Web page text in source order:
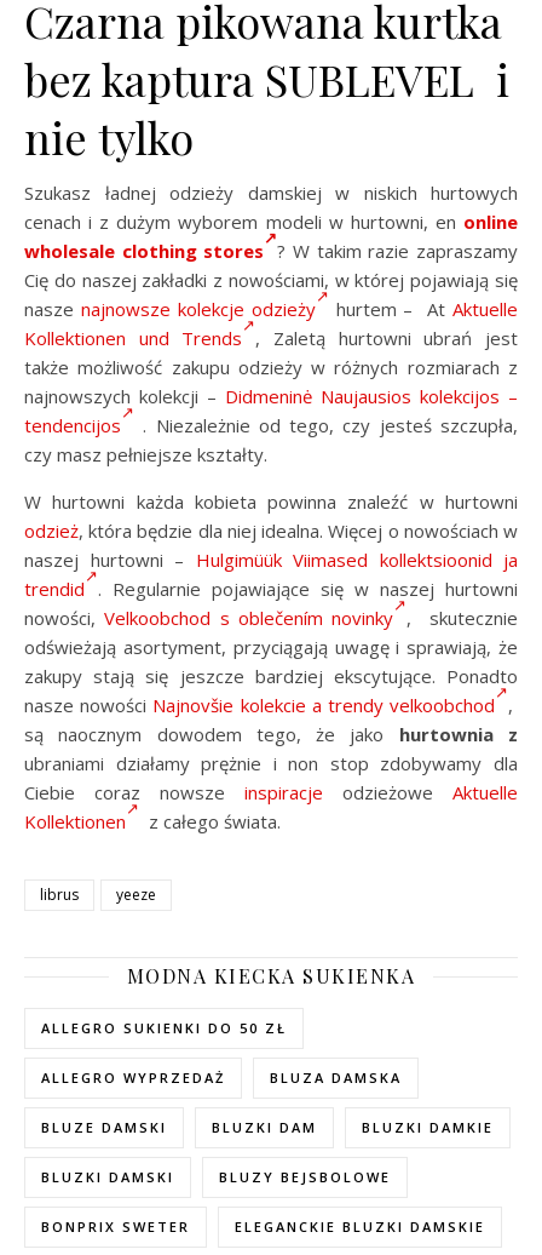
Czarna pikowana kurtka
bez kaptura SUBLEVEL i
nie tylko
Szukasz ładnej odzieży damskiej w niskich hurtowych
cenach i z dużym wyborem modeli w hurtowni, en online
wholesale clothing stores
? W takim razie zapraszamy
Cię do naszej zakładki z nowościami, w której pojawiają się
nasze najnowsze kolekcje odzieży hurtem – At Aktuelle
Kollektionen und Trends
, Zaletą hurtowni ubrań jest
także możliwość zakupu odzieży w różnych rozmiarach z
najnowszych kolekcji – Didmeninė Naujausios kolekcijos –
tendencijos
. Niezależnie od tego, czy jesteś szczupła,
czy masz pełniejsze kształty.
W hurtowni każda kobieta powinna znaleźć w hurtowni
odzież, która będzie dla niej idealna. Więcej o nowościach w
naszej hurtowni – Hulgimüük Viimased kollektsioonid ja
trendid . Regularnie pojawiające się w naszej hurtowni
nowości,Velkoobchod s oblečením novinky , skutecznie
odświeżają asortyment, przyciągają uwagę i sprawiają, że
zakupy stają się jeszcze bardziej ekscytujące. Ponadto
nasze nowości Najnovšie kolekcie a trendy velkoobchod
,
są naocznym dowodem tego, że jako hurtownia z
ubraniami działamy prężnie i non stop zdobywamy dla
Ciebie coraz nowsze inspiracje odzieżowe Aktuelle
Kollektionen
z całego świata.
librus yeeze
MODNA KIECKA SUKIENKA
ALLEGRO SUKIENKI DO 50 ZŁ
ALLEGRO WYPRZEDAŻ BLUZA DAMSKA
BLUZE DAMSKI BLUZKI DAM BLUZKI DAMKIE
BLUZKI DAMSKI BLUZY BEJSBOLOWE
BONPRIX SWETER ELEGANCKIE BLUZKI DAMSKIE